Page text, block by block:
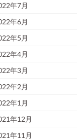
年7月
年6月
年5月
年4月
年3月
年2月
年1月
年12月
年11月